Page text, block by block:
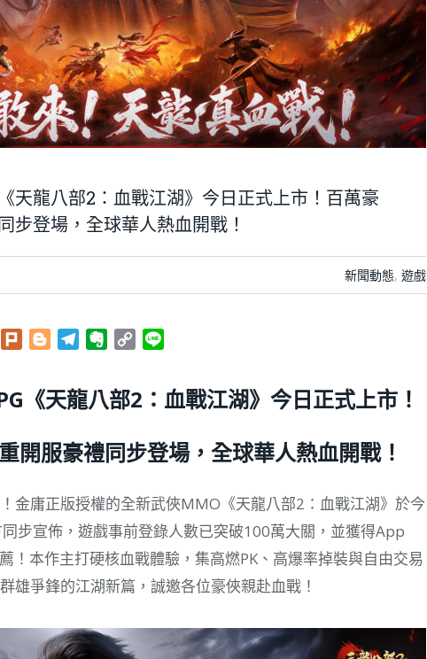
天龍八部2：血戰江湖》今日正式上市！百萬豪
步登場，全球華人熱血開戰！
新聞動態, 遊戲
Facebook
Plurk BloggerTelegramEvernote
Copy
《天龍八部2：血戰江湖》今日正式上市！
開服豪禮同步登場，全球華人熱血開戰！
金庸正版授權的全新武俠MMO《天龍八部2：血戰江湖》於今
同步宣佈，遊戲事前登錄人數已突破100萬大關，並獲得App
！本作主打硬核血戰體驗，集高燃PK、高爆率掉裝與自由交易
雄爭鋒的江湖新篇，誠邀各位豪俠親赴血戰！